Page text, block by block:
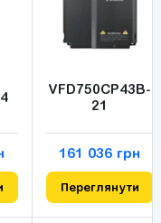
VFD750CP43B-
21
161 036 грн
Переглянути